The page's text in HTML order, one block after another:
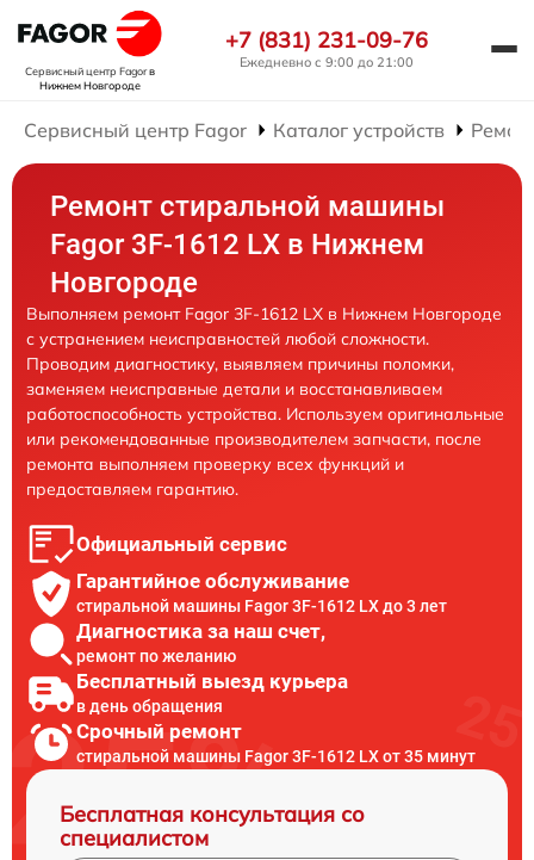
Сервисный центр Fagorв
Нижнем Новгороде
+7 (831) 231-09-76
Ежедневно с 9:00 до 21:00
Сервисный центр Fagor Каталог устройств
Ремонт стиральной машины
Fagor 3F-1612 LX в Нижнем
Новгороде
Выполняем ремонт Fagor 3F-1612 LX в Нижнем Новгороде
с устранением неисправностей любой сложности.
Проводим диагностику, выявляем причины поломки,
заменяем неисправные детали и восстанавливаем
работоспособность устройства. Используем оригинальные
или рекомендованные производителем запчасти, после
ремонта выполняем проверку всех функций и
предоставляем гарантию.
Официальный сервис
Гарантийное обслуживание
стиральной машины Fagor 3F-1612 LX до 3 лет
Диагностика за наш счет,
ремонт по желанию
Бесплатный выезд курьера
в день обращения
Срочный ремонт
стиральной машины Fagor 3F-1612 LX от 35 минут
Бесплатная консультация со
специалистом